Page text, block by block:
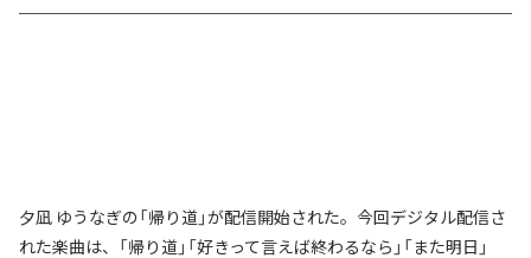
夕凪 ゆうなぎの「帰り道」が配信開始された。今回デジタル配信さ
れた楽曲は、「帰り道」「好きって言えば終わるなら」「また明日」